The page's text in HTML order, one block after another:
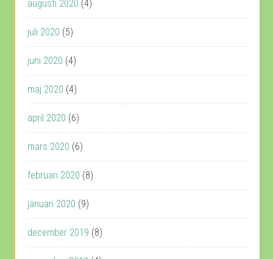
augusti 2020 (4)
juli 2020 (5)
juni 2020 (4)
maj 2020 (4)
april 2020 (6)
mars 2020 (6)
februari 2020 (8)
januari 2020 (9)
december 2019 (8)